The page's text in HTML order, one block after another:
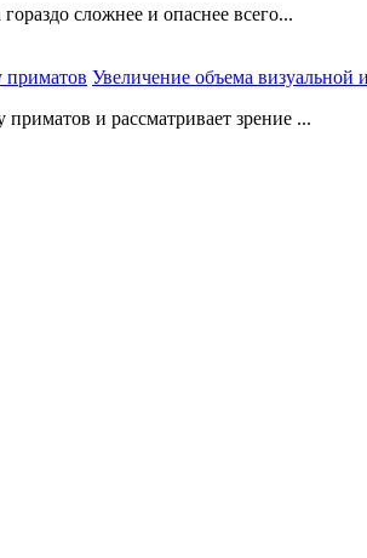
сложнее и опаснее всего...
Увеличение объема визуальной
и рассматривает зрение ...